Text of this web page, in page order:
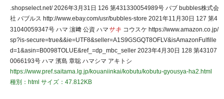
.shopselect.net/ 2026年3月31日 126 第431330054989号 バブ bubbles株式会
社 バブルス http://www.ebay.com/usr/bubbles-store 2021年11月30日 127 第4
31040059347号 ハマ 濵﨑 公資 ハマ サキ コウスケ https://www.amazon.co.jp/
sp?is-secure=true&&ie=UTF8&seller=A1S9GSGQT8OFLV&isAmazonFulfille
d=1&asin=B0098TOLUE&ref_=dp_mbc_seller 2023年4月30日 128 第43107
0066193号 ハマ 濱島 章聡 ハマシマ アキトシ
https://www.pref.saitama.lg.jp/kouaniinkai/kobutu/kobutu-gyousya-ha2.html
種別：html サイズ：47.812KB